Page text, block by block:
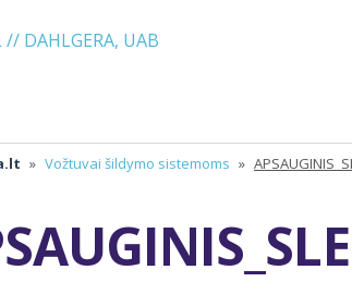
» Vožtuvai šildymo sistemoms »